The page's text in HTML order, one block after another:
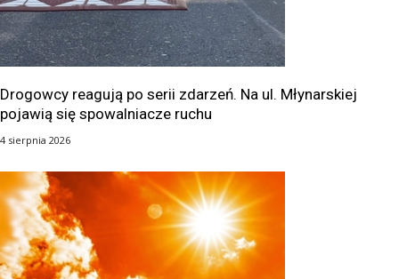
Drogowcy reagują po serii zdarzeń. Na ul. Młynarskiej
pojawią się spowalniacze ruchu
4 sierpnia 2026